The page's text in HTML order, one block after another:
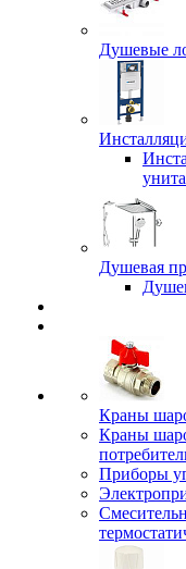
Душевые
Душевая
Краны
Краны
Приборы